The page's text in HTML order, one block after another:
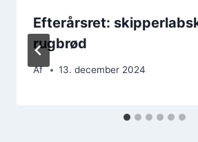
Efterårsret:
rugbrød
Af 13. december 2024